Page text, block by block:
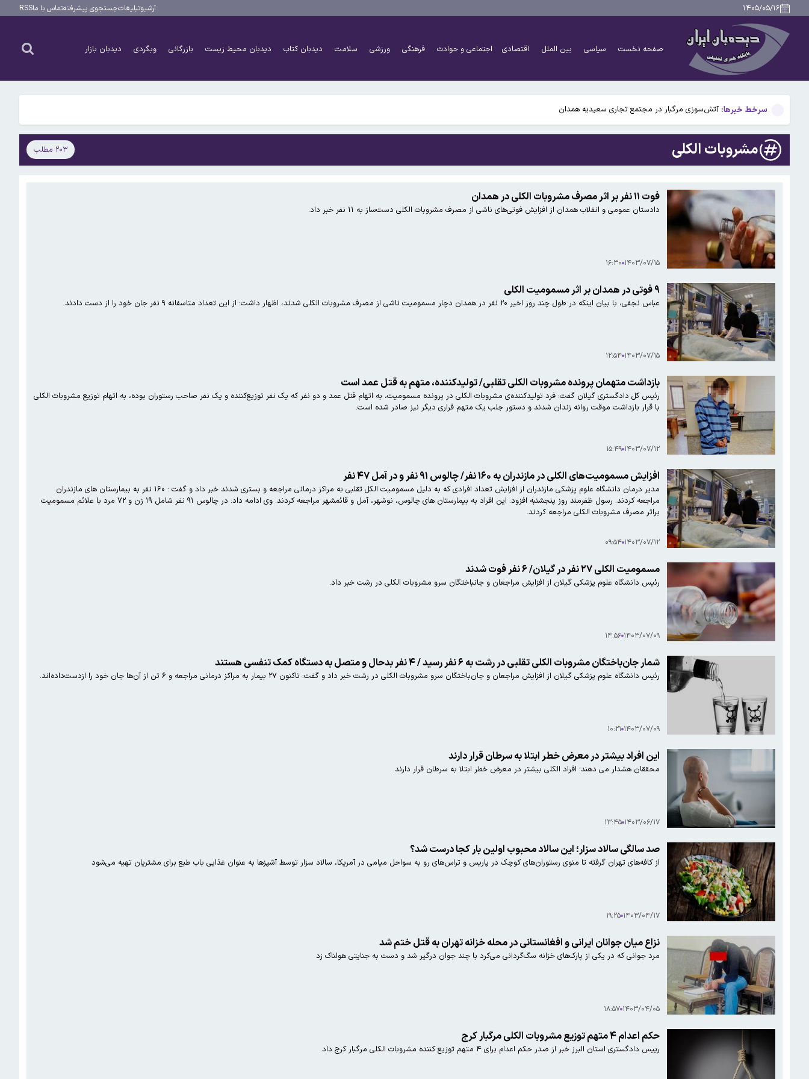
۱۴۰۵/۰۵/۱۶ آرشیوتبلیغاتجستجوی پیشرفتهتماس با ماRSS
صفحه نخست سیاسی بین الملل اقتصادی اجتماعی و حوادث فرهنگی ورزشی سلامت دیدبان کتاب دیدبان محیط زیست بازرگانی وبگردی دیدبان بازار
سرخط خبرها:
بوگاتی سفارشی با نام «دِستِریِر» معرفی شد / W۱۶ هنوز نفس می‌کشد /عکس و فیلم
یافته جدید: سرعت گرمایش جهانی در یک دهه گذشته تقریباً دو برابر شده است
جزئیات جدید افزایش سنوات بازنشستگی/ چه کسانی باید بیشتر کار کنند و چه افرادی معاف هستند؟
آتش‌سوزی مرگبار در مجتمع تجاری سعیدیه همدان
دانشمندان راز آبشار خونین جنوبگان را کشف کردند
یافته جدید: سرعت گرمایش جهانی در یک دهه گذشته تقریباً دو برابر شده است
جزئیات جدید افزایش سنوات بازنشستگی/ چه کسانی باید بیشتر کار کنند و چه افرادی معاف هستند؟
مشروبات الکلی ۲۰۳ مطلب
فوت ۱۱ نفر بر اثر مصرف مشروبات الکلی در همدان
دادستان عمومی و انقلاب همدان از افزایش فوتی‌های ناشی از مصرف مشروبات الکلی دست‌ساز به ۱۱ نفر خبر داد.
۱۴۰۳/۰۷/۱۵ ۱۶:۳۰
۹ فوتی در همدان بر اثر مسمومیت الکلی
عباس نجفی، با بیان اینکه در طول چند روز اخیر ۲۰‌ نفر در همدان دچار مسمومیت ناشی از مصرف مشروبات الکلی شدند، اظهار داشت: از این تعداد متاسفانه ۹ نفر جان خود را از دست دادند.
۱۴۰۳/۰۷/۱۵ ۱۲:۵۴
بازداشت متهمان پرونده مشروبات الکلی تقلبی/ تولیدکننده، متهم به قتل عمد است
رئیس کل دادگستری گیلان گفت: فرد تولیدکننده‌ی مشروبات الکلی در پرونده مسمومیت، به اتهام قتل عمد و دو نفر که یک نفر توزیع‌کننده و یک نفر صاحب رستوران بوده، به اتهام توزیع مشروبات الکلی
با قرار بازداشت موقت روانه زندان شدند و دستور جلب یک متهم فراری دیگر نیز صادر شده است.
۱۴۰۳/۰۷/۱۲ ۱۵:۴۹
افزایش مسمومیت‌های الکلی در مازندران به ۱۶۰ نفر/ چالوس ۹۱ نفر و در آمل ۴۷ نفر
مدیر درمان دانشگاه علوم پزشکی مازندران از افزایش تعداد افرادی که به دلیل مسمومیت الکل تقلبی به مراکز درمانی مراجعه و بستری شدند خبر داد و گفت : ۱۶۰ نفر به بیمارستان های مازندران
مراجعه کردند. رسول ظفرمند روز پنجشنبه افزود: این افراد به بیمارستان های چالوس، نوشهر، آمل و قائمشهر مراجعه کردند. وی ادامه داد: در چالوس ۹۱ نفر شامل ۱۹ زن و ۷۲ مرد با علائم مسمومیت
براثر مصرف مشروبات الکلی مراجعه کردند.
۱۴۰۳/۰۷/۱۲ ۰۹:۵۴
مسمومیت الکلی ۲۷ نفر در گیلان/ ۶ نفر فوت شدند
رئیس دانشگاه علوم پزشکی گیلان از افزایش مراجعان و جانباختگان سرو مشروبات الکلی در رشت خبر داد.
۱۴۰۳/۰۷/۰۹ ۱۴:۵۶
شمار جان‌باختگان مشروبات الکلی تقلبی در رشت به ۶ نفر رسید / ۴ نفر بدحال و متصل به دستگاه کمک تنفسی هستند
رئیس دانشگاه علوم پزشکی گیلان از افزایش مراجعان و جان‌باختگان سرو مشروبات الکلی در رشت خبر داد و گفت: تاکنون ۲۷ بیمار به مراکز درمانی مراجعه و ۶ تن از آن‌ها جان خود را ازدست‌داده‌اند.
۱۴۰۳/۰۷/۰۹ ۱۰:۲۱
این افراد بیشتر در معرض خطر ابتلا به سرطان قرار دارند
محققان هشدار می دهند؛ افراد الکلی بیشتر در معرض خطر ابتلا به سرطان قرار دارند.
۱۴۰۳/۰۶/۱۷ ۱۳:۴۵
صد سالگی سالاد سزار؛ این سالاد محبوب اولین بار کجا درست شد؟
از کافه‌های تهران گرفته تا منوی رستوران‌های کوچک در پاریس و تراس‌های رو به سواحل میامی در آمریکا، سالاد سزار توسط آشپزها به عنوان غذایی باب طبع برای مشتریان تهیه می‌شود
۱۴۰۳/۰۴/۱۷ ۱۹:۲۵
نزاع میان جوانان ایرانی و افغانستانی در محله خزانه تهران به قتل ختم شد
مرد جوانی که در یکی از پارک‌های خزانه سگ‌گردانی می‌کرد با چند جوان درگیر شد و دست به جنایتی هولناک زد
۱۴۰۳/۰۴/۰۵ ۱۸:۵۷
حکم اعدام ۴ متهم توزیع مشروبات الکلی مرگبار کرج
رییس دادگستری استان البرز خبر از صدر حکم اعدام برای ۴ متهم توزیع کننده مشروبات الکلی مرگبار کرج داد.